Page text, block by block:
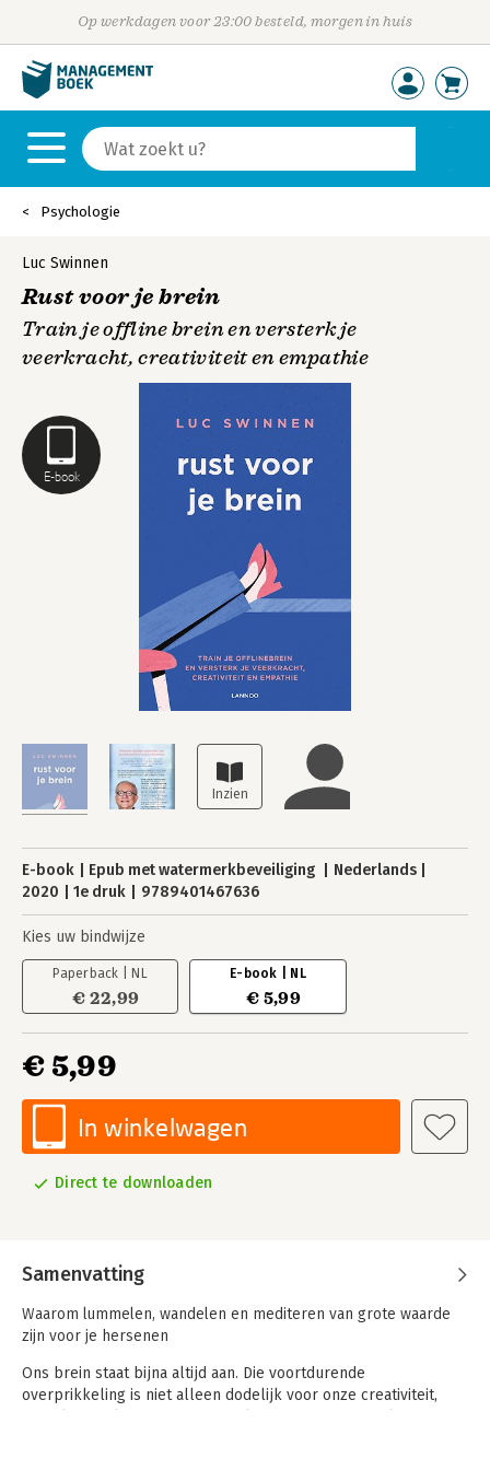
Op werkdagen voor 23:00 besteld, morgen in huis
Psychologie
E-book
Luc Swinnen
Rust voor je brein
Train je offline brein en versterk je
veerkracht, creativiteit en empathie
E-book Epub met watermerkbeveiliging
Nederlands
2020
1e druk 9789401467636
Kies uw bindwijze
Paperback | NL
€ 22,99
E-book | NL
€ 5,99
€ 5,99
In winkelwagen
Direct te downloaden
Samenvatting
Waarom lummelen, wandelen en mediteren van grote waarde
zijn voor je hersenen
Ons brein staat bijna altijd aan. Die voortdurende
overprikkeling is niet alleen dodelijk voor onze creativiteit,